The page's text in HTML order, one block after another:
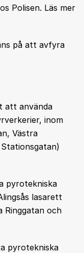
Polisen. Läs mer
på att avfyra
att använda
inom
Västra
pyrotekniska
lasarett
Ringgatan och
pyrotekniska